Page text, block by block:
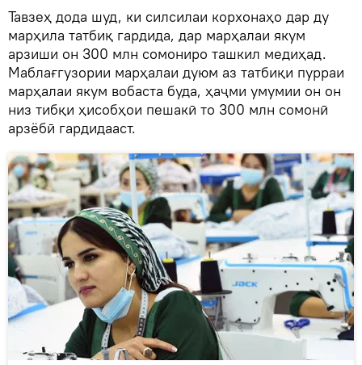
Тавзеҳ дода шуд, ки силсилаи корхонаҳо дар ду
марҳила татбиқ гардида, дар марҳалаи якум
арзиши он 300 млн сомониро ташкил медиҳад.
Маблағгузории марҳалаи дуюм аз татбиқи пурраи
марҳалаи якум вобаста буда, ҳаҷми умумии он он
низ тибқи ҳисобҳои пешакӣ то 300 млн сомонӣ
арзёбӣ гардидааст.